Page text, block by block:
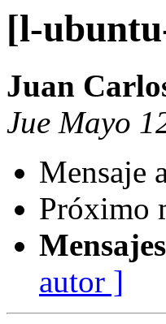
[l-
Juan
Jue Mayo
Mensaje
Próximo
autor ]